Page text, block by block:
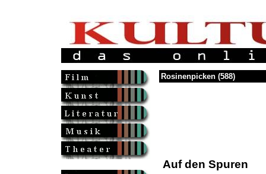
Rosinenpicken (588)
Auf den Spuren